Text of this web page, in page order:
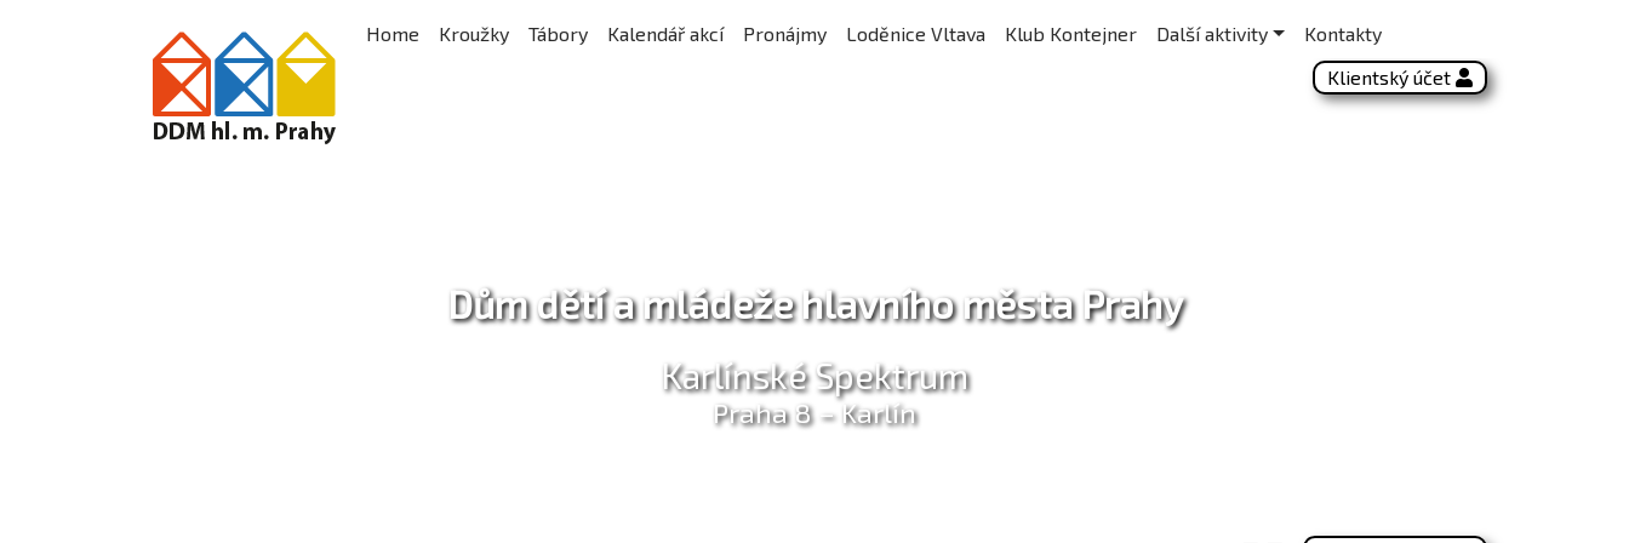
Home Kroužky Tábory Kalendář akcí Pronájmy Loděnice Vltava Klub Kontejner Další aktivity
Kontakty
Klientský účet
Dům dětí a mládeže hlavního města Prahy
Karlínské Spektrum
Praha 8 – Karlín